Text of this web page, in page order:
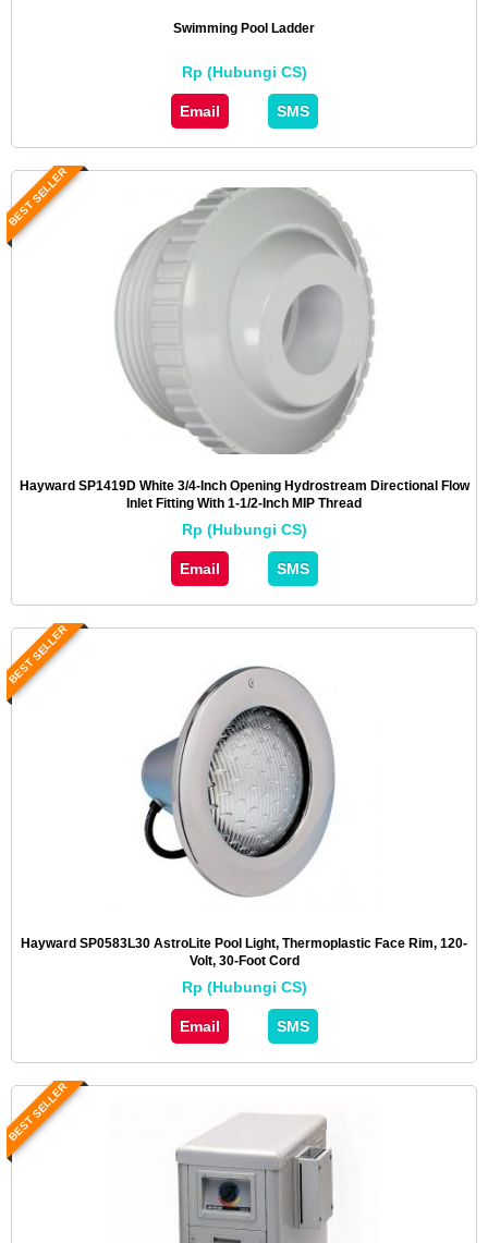
Swimming Pool Ladder
Rp (Hubungi CS)
Email SMS
BEST SELLER
Hayward SP1419D White 3/4-Inch Opening Hydrostream Directional Flow
Inlet Fitting With 1-1/2-Inch MIP Thread
Rp (Hubungi CS)
Email SMS
BEST SELLER
Hayward SP0583L30 AstroLite Pool Light, Thermoplastic Face Rim, 120-
Volt, 30-Foot Cord
Rp (Hubungi CS)
Email SMS
BEST SELLER